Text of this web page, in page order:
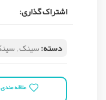
اشتراک گذاری:
دسته:سینک,
علاقه مندی